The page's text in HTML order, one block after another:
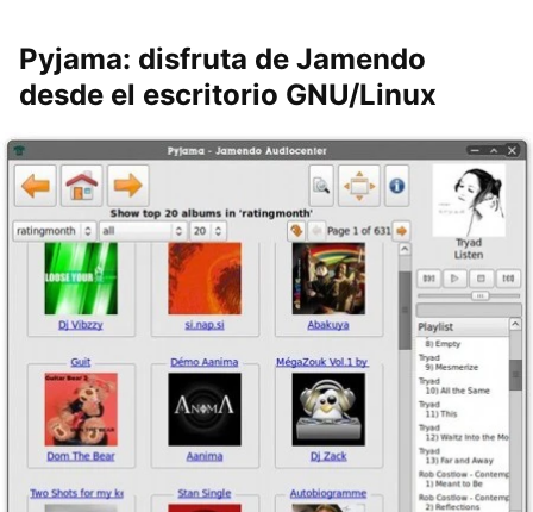
Pyjama: disfruta de Jamendo
desde el escritorio GNU/Linux